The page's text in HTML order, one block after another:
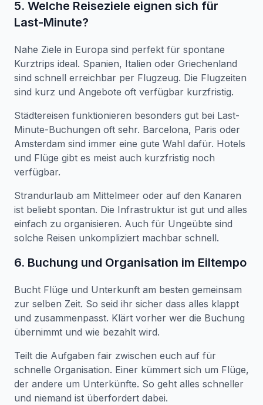
5. Welche Reiseziele eignen sich für
Last-Minute?
Nahe Ziele in Europa sind perfekt für spontane
Kurztrips ideal. Spanien, Italien oder Griechenland
sind schnell erreichbar per Flugzeug. Die Flugzeiten
sind kurz und Angebote oft verfügbar kurzfristig.
Städtereisen funktionieren besonders gut bei Last-
Minute-Buchungen oft sehr. Barcelona, Paris oder
Amsterdam sind immer eine gute Wahl dafür. Hotels
und Flüge gibt es meist auch kurzfristig noch
verfügbar.
Strandurlaub am Mittelmeer oder auf den Kanaren
ist beliebt spontan. Die Infrastruktur ist gut und alles
einfach zu organisieren. Auch für Ungeübte sind
solche Reisen unkompliziert machbar schnell.
6. Buchung und Organisation im Eiltempo
Bucht Flüge und Unterkunft am besten gemeinsam
zur selben Zeit. So seid ihr sicher dass alles klappt
und zusammenpasst. Klärt vorher wer die Buchung
übernimmt und wie bezahlt wird.
Teilt die Aufgaben fair zwischen euch auf für
schnelle Organisation. Einer kümmert sich um Flüge,
der andere um Unterkünfte. So geht alles schneller
und niemand ist überfordert dabei.